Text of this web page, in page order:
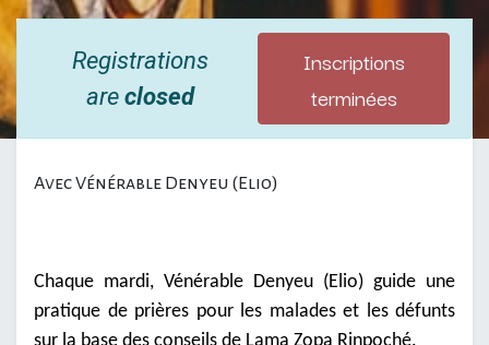
Registrations
areclosed
Inscriptions
terminées
Avec Vénérable Denyeu (Elio)
Chaque mardi, Vénérable Denyeu (Elio) guide une
pratique de prières pour les malades et les défunts